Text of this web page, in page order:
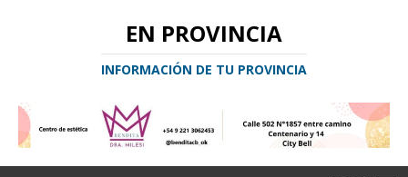
EN PROVINCIA
INFORMACIÓN DE TU PROVINCIA